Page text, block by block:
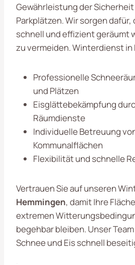
Gewährleistung der
Parkplätzen. Wir sorgen dafür,
schnell und effizient geräumt
zu vermeiden. Winterdienst in
Professionelle
und Plätzen
Eisglättebekämpfung
Räumdienste
Individuelle Betreuung
Kommunalflächen
Flexibilität und schnelle
Vertrauen Sie auf unseren
Hemmingen, damit Ihre
extremen
begehbar bleiben. Unser
Schnee und Eis schnell